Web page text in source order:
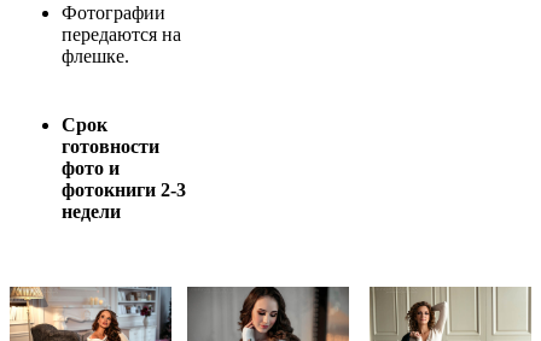
Фотографии
передаются на
флешке.
Срок
готовности
фото и
фотокниги 2-3
недели